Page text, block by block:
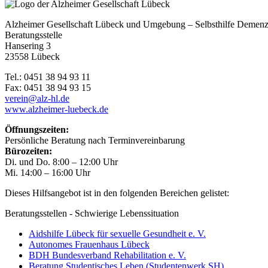
Alzheimer Gesellschaft Lübeck und Umgebung – Selbsthilfe
Beratungsstelle
Hansering 3
23558 Lübeck
Tel.: 0451 38 94 93 11
Fax: 0451 38 94 93 15
verein@alz-hl.de
www.alzheimer-luebeck.de
Öffnungszeiten:
Persönliche Beratung nach Terminvereinbarung
Bürozeiten:
Di. und Do. 8:00 – 12:00 Uhr
Mi. 14:00 – 16:00 Uhr
Dieses Hilfsangebot ist in den folgenden Bereichen gelistet:
Beratungsstellen - Schwierige Lebenssituation
Aidshilfe Lübeck für sexuelle Gesundheit e. V.
Autonomes Frauenhaus Lübeck
BDH Bundesverband Rehabilitation e. V.
Beratung Studentisches Leben (Studentenwerk SH)